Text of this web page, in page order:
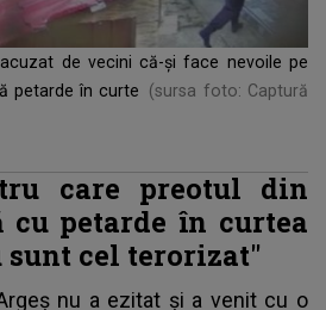
de vecini că-și face nevoile pe
petarde în curte
(sursa foto: Captură
care preotul din
cu petarde în curtea
cel terorizat"
nu a ezitat și a venit cu o